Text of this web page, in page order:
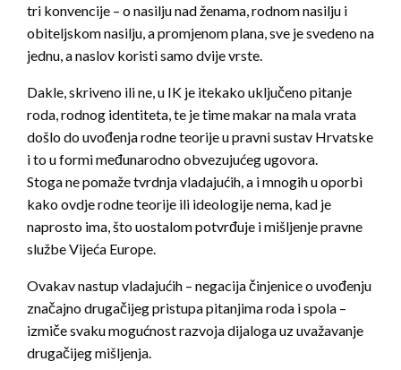
tri konvencije – o nasilju nad ženama, rodnom nasilju i
obiteljskom nasilju, a promjenom plana, sve je svedeno na
jednu, a naslov koristi samo dvije vrste.
Dakle, skriveno ili ne, u IK je itekako uključeno pitanje
roda, rodnog identiteta, te je time makar na mala vrata
došlo do uvođenja rodne teorije u pravni sustav Hrvatske
i to u formi međunarodno obvezujućeg ugovora.
Stoga ne pomaže tvrdnja vladajućih, a i mnogih u oporbi
kako ovdje rodne teorije ili ideologije nema, kad je
naprosto ima, što uostalom potvrđuje i mišljenje pravne
službe Vijeća Europe.
Ovakav nastup vladajućih – negacija činjenice o uvođenju
značajno drugačijeg pristupa pitanjima roda i spola –
izmiče svaku mogućnost razvoja dijaloga uz uvažavanje
drugačijeg mišljenja.